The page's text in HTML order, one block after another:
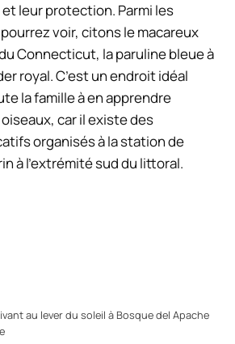
leur protection. Parmi les
voir, citons le macareux
Connecticut, la paruline bleue à
royal. C’est un endroit idéal
la famille à en apprendre
car il existe des
organisés à la station de
à l’extrémité sud du littoral.
au lever du soleil à Bosque del Apache